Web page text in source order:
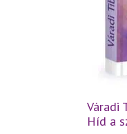
Váradi
Híd a